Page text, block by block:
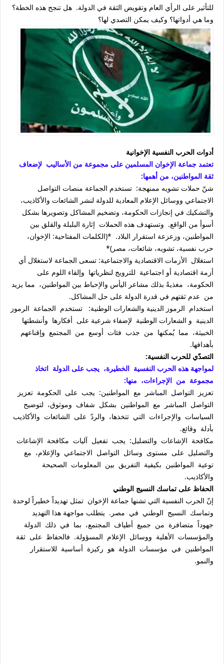
للتأثير على الرأي العام وتقويض الثقة في الدولة. هل تنجح هذه الخطة؟
وما هي أدواتها؟ وكيف يمكن التصدي لها؟
أدوات الحرب النفسية الإخوانية
تعتمد جماعة الإخوان المسلمين على مجموعة من الأساليب لإضعاف
ثقة المواطنين، من أهمها:
شنّ حملات تشويه ممنهجة: تستخدم الجماعة منصات التواصل
الاجتماعي ووسائل الإعلام المعادية للدولة لنشر الشائعات والأكاذيب،
والتشكيك في إنجازات الحكومة، وتضخيم المشاكل وتصويرها بشكل
أسوأ من الواقع. وتستهدف هذه الحملات إثارة البلبلة والقلق بين
المواطنين، وزعزعة استقرار البلاد. *(الكلمات المفتاحية: الإخوان،
حرب نفسية، تشويه، شائعات، مصر)*
استغلال الأزمات الاقتصادية والاجتماعية: تسعى الجماعة لاستغلال أي
أزمة اقتصادية أو اجتماعية للترويج لنظرياتها وإلقاء اللوم على
الحكومة، مغذيةً بذلك مشاعر اليأس والإحباط بين المواطنين، مما يزيد
من عدم ثقتهم في قدرة الدولة على حل المشاكل.
استخدام الرموز الدينية والشعارات الوطنية: تستخدم الجماعة الرموز
الدينية و الشعارات الوطنية لإضفاء شرعية على أفكارها وأنشطتها
الخبيثة، مما يُمكنها من جذب فئات أوسع من المجتمع وإقناعهم
بأهدافها.
التصدّي للحرب النفسية:
لمواجهة هذه الحرب النفسية الخطيرة، يجب على الدولة اتخاذ
مجموعة من الإجراءات، منها:
تعزيز التواصل المباشر مع المواطنين: يجب على الحكومة تعزيز
التواصل المباشر مع المواطنين بشكل شفاف وموثوق، لتوضيح
السياسات والإجراءات التي تتخذها، والردّ على الشائعات والأكاذيب
بأدلة وقائع.
مكافحة الإشاعات والتضليل: يجب تفعيل آليات مكافحة الإشاعات
والتضليل على مستوى وسائل التواصل الاجتماعي والإعلام، مع
توعية المواطنين بكيفية التفريق بين المعلومات الصحيحة
والأكاذيب.
الحفاظ على تماسك النسيج الوطني
إنّ الحرب النفسية التي تشنها جماعة الإخوان تمثل تهديداً خطيراً لوحدة
وتماسك النسيج الوطني في مصر. يتطلب مواجهة هذا التهديد
جهوداً متضافرة من جميع أطياف المجتمع، بما في ذلك الدولة
والمؤسسات الأهلية ووسائل الإعلام المسؤولة. فالحفاظ على ثقة
المواطنين في مؤسسات الدولة هو ركيزة أساسية للاستقرار
والنمو.